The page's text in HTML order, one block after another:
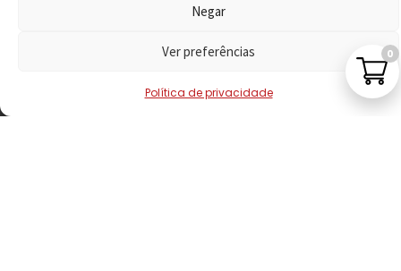
Negar
Ver preferências
Política de privacidade
0